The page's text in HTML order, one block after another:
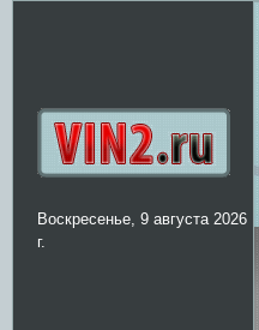
Воскресенье, 9 августа 2026
г.